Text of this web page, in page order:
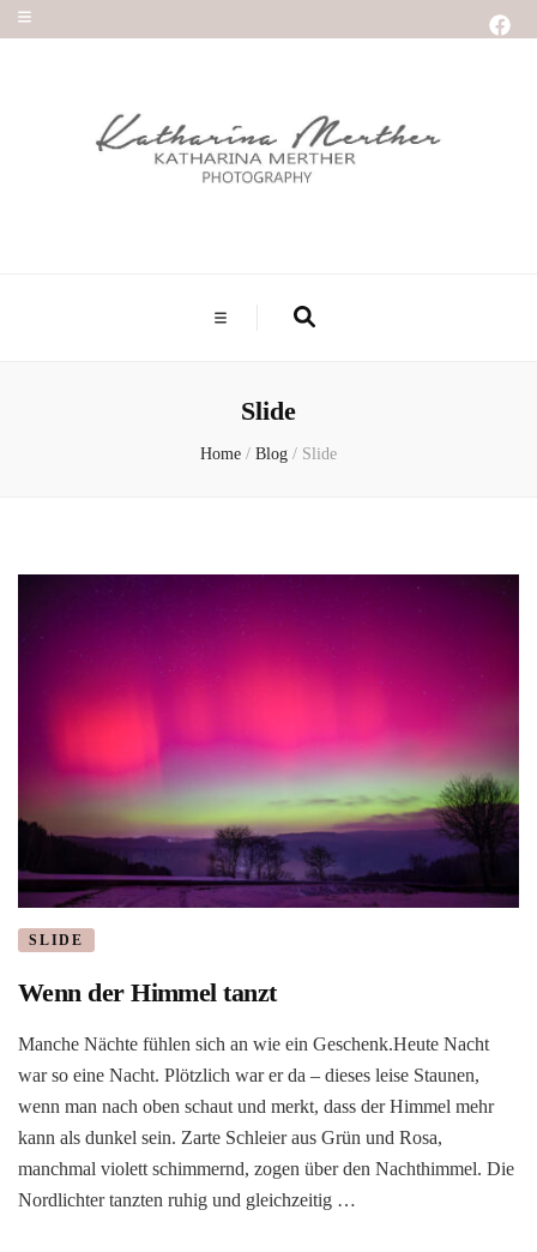
Slide
Home / Blog / Slide
SLIDE
Wenn der Himmel tanzt
Manche Nächte fühlen sich an wie ein Geschenk.Heute Nacht
war so eine Nacht. Plötzlich war er da – dieses leise Staunen,
wenn man nach oben schaut und merkt, dass der Himmel mehr
kann als dunkel sein. Zarte Schleier aus Grün und Rosa,
manchmal violett schimmernd, zogen über den Nachthimmel. Die
Nordlichter tanzten ruhig und gleichzeitig …